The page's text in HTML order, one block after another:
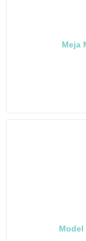
Meja
Model